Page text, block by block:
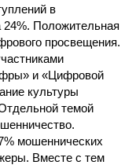
в
24%. Положительная
просвещения.
и «Цифровой
культуры
темой
мошеннических
Вместе с тем